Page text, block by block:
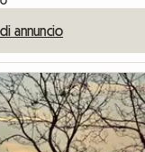
annuncio